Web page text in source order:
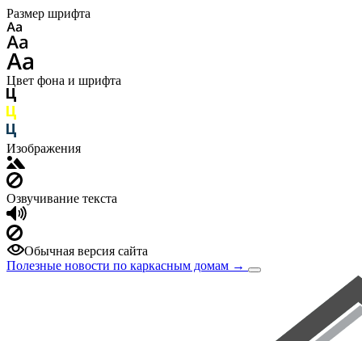
Размер шрифта
Цвет фона и шрифта
Изображения
Озвучивание текста
Обычная версия сайта
Полезные новости по каркасным домам →